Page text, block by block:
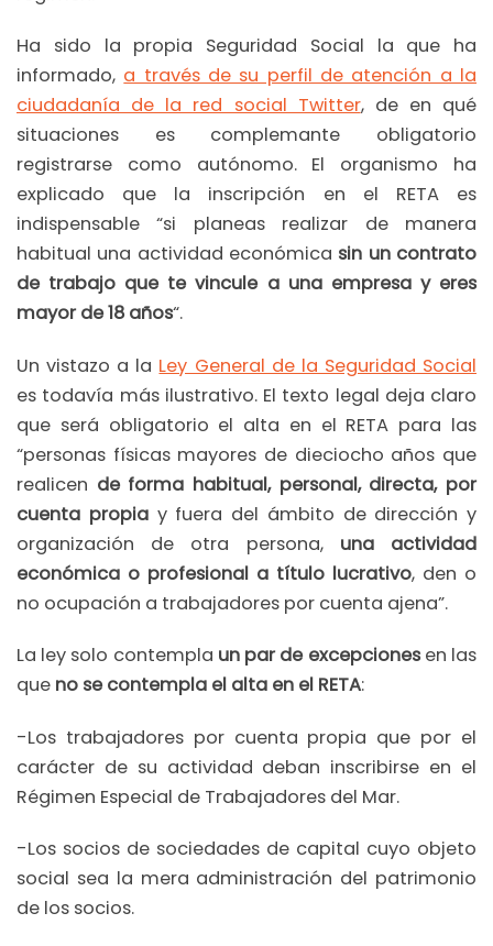
Ha sido la propia Seguridad Social la que ha
informado, a través de su perfil de atención a la
ciudadanía de la red social Twitter, de en qué
situaciones es complemante obligatorio
registrarse como autónomo. El organismo ha
explicado que la inscripción en el RETA es
indispensable “si planeas realizar de manera
habitual una actividad económica sin un contrato
de trabajo que te vincule a una empresa y eres
mayor de 18 años“.
Un vistazo a la Ley General de la Seguridad Social
es todavía más ilustrativo. El texto legal deja claro
que será obligatorio el alta en el RETA para las
“personas físicas mayores de dieciocho años que
realicen de forma habitual, personal, directa, por
cuenta propiay fuera del ámbito de dirección y
organización de otra persona, una actividad
económica o profesional a título lucrativo, den o
no ocupación a trabajadores por cuenta ajena”.
La ley solo contempla un par de excepcionesen las
que no se contempla el alta en el RETA:
-Los trabajadores por cuenta propia que por el
carácter de su actividad deban inscribirse en el
Régimen Especial de Trabajadores del Mar.
-Los socios de sociedades de capital cuyo objeto
social sea la mera administración del patrimonio
de los socios.